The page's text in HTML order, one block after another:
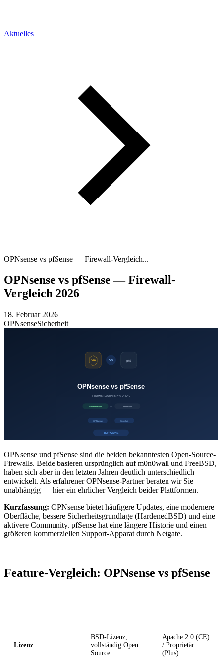
Aktuelles
OPNsense vs pfSense — Firewall-Vergleich...
OPNsense vs pfSense — Firewall-
Vergleich 2026
18. Februar 2026
OPNsenseSicherheit
OPNsense und pfSense sind die beiden bekanntesten Open-Source-
Firewalls. Beide basieren ursprünglich auf m0n0wall und FreeBSD,
haben sich aber in den letzten Jahren deutlich unterschiedlich
entwickelt. Als erfahrener OPNsense-Partner beraten wir Sie
unabhängig — hier ein ehrlicher Vergleich beider Plattformen.
Kurzfassung: OPNsense bietet häufigere Updates, eine modernere
Oberfläche, bessere Sicherheitsgrundlage (HardenedBSD) und eine
aktivere Community. pfSense hat eine längere Historie und einen
größeren kommerziellen Support-Apparat durch Netgate.
Feature-Vergleich: OPNsense vs pfSense
Lizenz
BSD-Lizenz,
vollständig Open
Source
Apache 2.0 (CE)
/ Proprietär
(Plus)